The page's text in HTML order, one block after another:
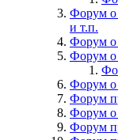
Форум о
и т.п.
Форум о
Форум о
Форум о
Форум
Форум о
Форум